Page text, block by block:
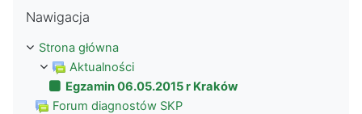
Nawigacja
Strona główna
Aktualności
Egzamin 06.05.2015 r Kraków
Forum diagnostów SKP